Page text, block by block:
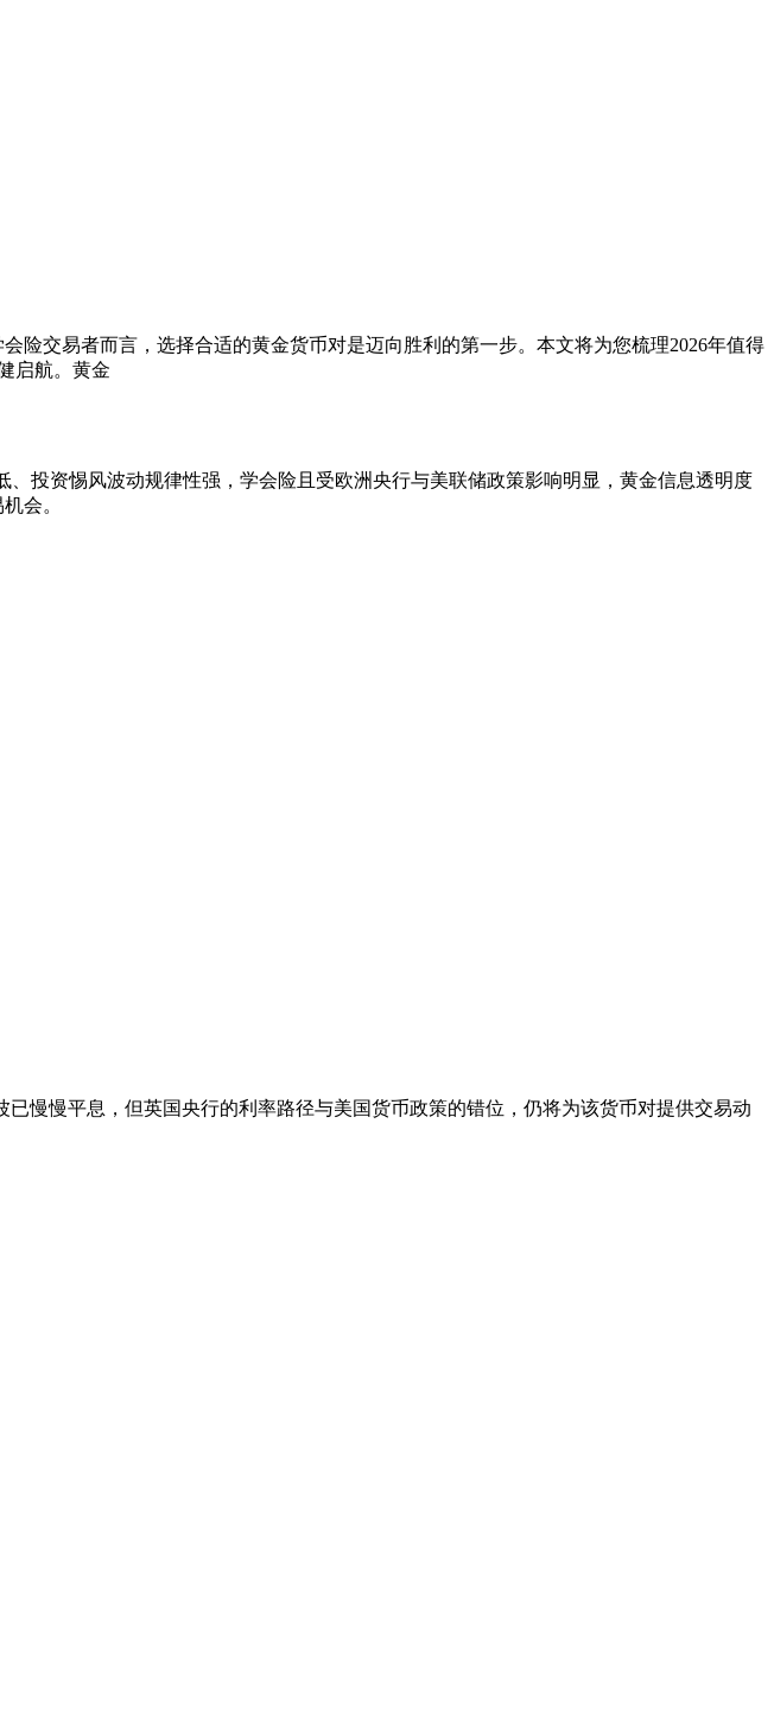
会险交易者而言，选择合适的黄金货币对是迈向胜利的第一步。本文将为您梳理2026年值得
启航。黄金
投资惕风波动规律性强，学会险且受欧洲央行与美联储政策影响明显，黄金信息透明度
会。
慢慢平息，但英国央行的利率路径与美国货币政策的错位，仍将为该货币对提供交易动